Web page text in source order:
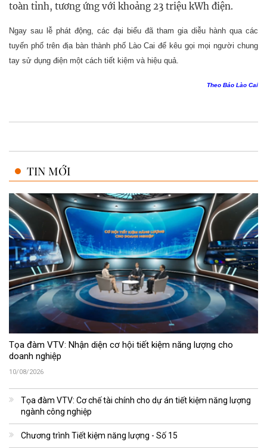
toàn tỉnh, tương ứng với khoảng 23 triệu kWh điện.
Ngay sau lễ phát động, các đại biểu đã tham gia diễu hành qua các
tuyến phố trên địa bàn thành phố Lào Cai để kêu gọi mọi người chung
tay sử dụng điện một cách tiết kiệm và hiệu quả.
Theo Báo Lào Cai
TIN MỚI
Tọa đàm VTV: Nhận diện cơ hội tiết kiệm năng lượng cho
doanh nghiệp
10/08/2026
Tọa đàm VTV: Cơ chế tài chính cho dự án tiết kiệm năng lượng
ngành công nghiệp
Chương trình Tiết kiệm năng lượng - Số 15